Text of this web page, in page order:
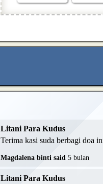
Litani Para Kudus
Terima kasi suda berbagi doa
Magdalena binti said 5 bulan
Litani Para Kudus